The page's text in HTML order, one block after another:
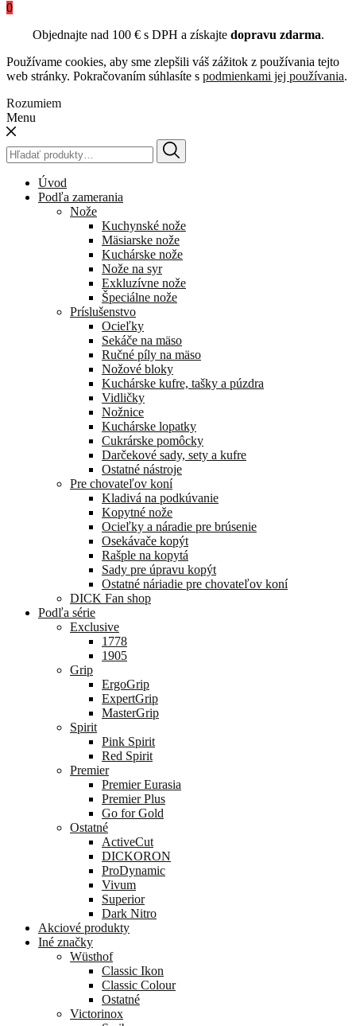
0
Objednajte nad 100 € s DPH a získajte dopravu zdarma.
Používame cookies, aby sme zlepšili váš zážitok z používania tejto
web stránky. Pokračovaním súhlasíte s podmienkami jej používania.
Rozumiem
Menu
Hľadať:
Úvod
Podľa zamerania
Nože
Kuchynské nože
Mäsiarske nože
Kuchárske nože
Nože na syr
Exkluzívne nože
Špeciálne nože
Príslušenstvo
Ocieľky
Sekáče na mäso
Ručné píly na mäso
Nožové bloky
Kuchárske kufre, tašky a púzdra
Vidličky
Nožnice
Kuchárske lopatky
Cukrárske pomôcky
Darčekové sady, sety a kufre
Ostatné nástroje
Pre chovateľov koní
Kladivá na podkúvanie
Kopytné nože
Ocieľky a náradie pre brúsenie
Osekávače kopýt
Rašple na kopytá
Sady pre úpravu kopýt
Ostatné náriadie pre chovateľov koní
DICK Fan shop
Podľa série
Exclusive
1778
1905
Grip
ErgoGrip
ExpertGrip
MasterGrip
Spirit
Pink Spirit
Red Spirit
Premier
Premier Eurasia
Premier Plus
Go for Gold
Ostatné
ActiveCut
DICKORON
ProDynamic
Vivum
Superior
Dark Nitro
Akciové produkty
Iné značky
Wüsthof
Classic Ikon
Classic Colour
Ostatné
Victorinox